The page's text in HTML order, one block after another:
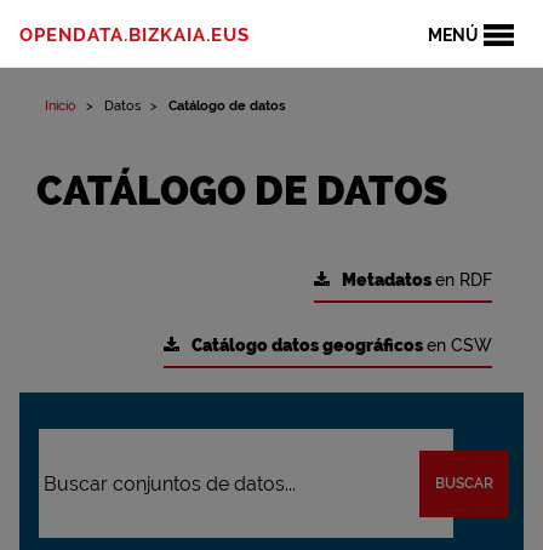
MENÚ
OPENDATA.BIZKAIA.EUS
Inicio Datos Catálogo de datos
CATÁLOGO DE DATOS
Metadatosen RDF
Catálogo datos geográficosen CSW
BUSCAR